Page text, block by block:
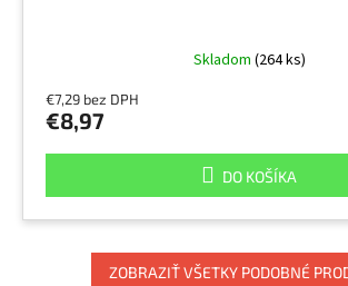
Skladom (264 ks)
€7,29 bez DPH
€8,97
DO KOŠÍKA
ZOBRAZIŤ VŠETKY PODOBNÉ